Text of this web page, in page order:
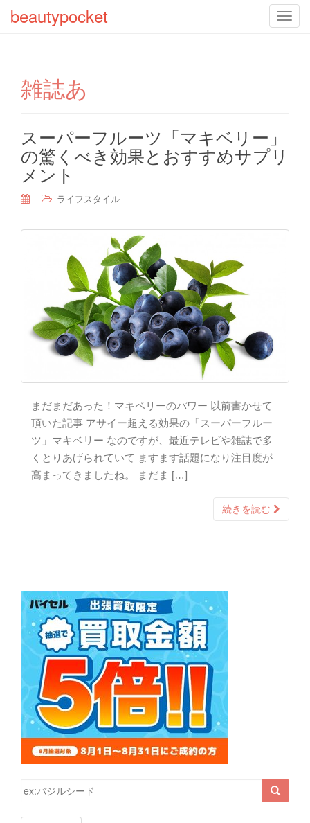
T
beautypocket
雑誌あ
スーパーフルーツ「マキベリー」
の驚くべき効果とおすすめサプリ
メント
ライフスタイル
まだまだあった！マキベリーのパワー 以前書かせて
頂いた記事 アサイー超える効果の「スーパーフルー
ツ」マキベリー なのですが、最近テレビや雑誌で多
くとりあげられていて ますます話題になり注目度が
高まってきましたね。 まだま […]
続きを読む
検索結果: